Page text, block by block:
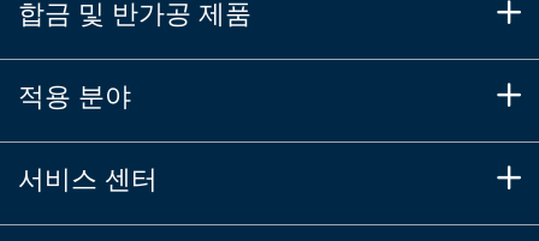
합금 및 반가공 제품
적용 분야
서비스 센터